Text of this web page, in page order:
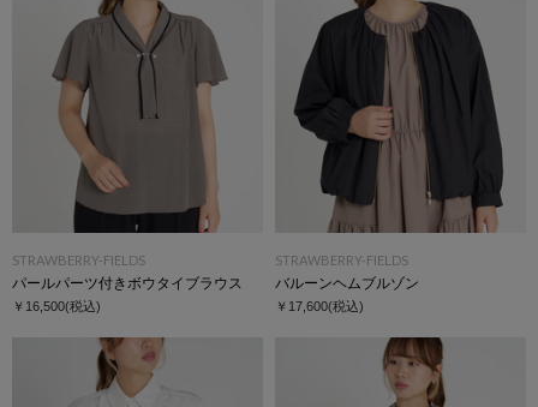
STRAWBERRY-FIELDS
パールパーツ付きボウタイブラウス
￥16,500(税込)
STRAWBERRY-FIELDS
バルーンヘムブルゾン
￥17,600(税込)